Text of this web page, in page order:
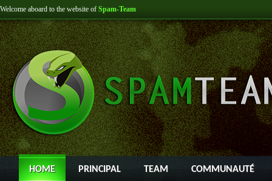
Welcome aboard to the website of Spam-Team
HOME PRINCIPAL TEAM COMMUNAUTÉ